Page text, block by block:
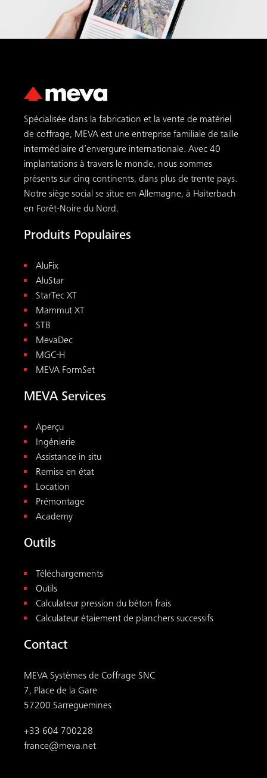
Spécialisée dans la fabrication et la vente de matériel
de coffrage, MEVA est une entreprise familiale de taille
intermédiaire d’envergure internationale. Avec 40
implantations à travers le monde, nous sommes
présents sur cinq continents, dans plus de trente pays.
Notre siège social se situe en Allemagne, à Haiterbach
en Forêt-Noire du Nord.
Produits Populaires
AluFix
AluStar
StarTec XT
Mammut XT
STB
MevaDec
MGC-H
MEVA FormSet
MEVA Services
Aperçu
Ingénierie
Assistance in situ
Remise en état
Location
Prémontage
Academy
Outils
Téléchargements
Outils
Calculateur pression du béton frais
Calculateur étaiement de planchers successifs
Contact
MEVA Systèmes de Coffrage SNC
7, Place de la Gare
57200 Sarreguemines
+33 604 700228
france@meva.net